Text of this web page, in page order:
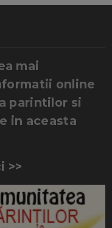
mai
online
parintilor si
in aceasta
>>